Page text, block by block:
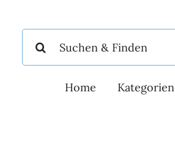
Home
Kategorien